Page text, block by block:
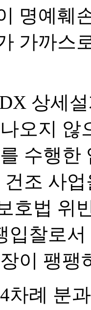
명예훼
가까스
상세
오지 않
수행한
조 사
호법 위
입찰로
이 팽팽
차례 분